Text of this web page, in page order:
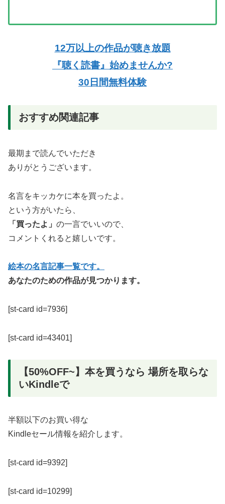
12万以上の作品が聴き放題
『聴く読書』始めませんか?
30日間無料体験
おすすめ関連記事
最期まで読んでいただき
ありがとうございます。
名言をキッカケに本を買ったよ。
という方がいたら、
「買ったよ」 の一言でいいので、
コメントくれると嬉しいです。
絵本の名言記事一覧です。
あなたのための作品が見つかります。
[st-card id=7936]
[st-card id=43401]
【50%OFF~】本を買うなら 場所を取らな
いKindleで
半額以下のお買い得な
Kindleセール情報を紹介します。
[st-card id=9392]
[st-card id=10299]